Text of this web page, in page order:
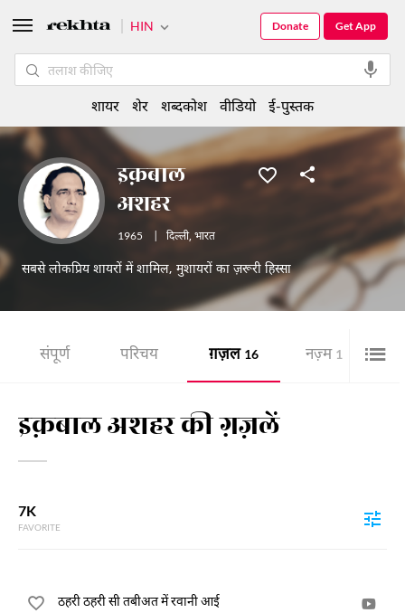
इक़बाल
अशहर
1965 दिल्ली,भारत
सबसे लोकप्रिय शायरों में शामिल, मुशायरों का ज़रूरी हिस्सा
संपूर्ण परिचय ग़ज़ल 16 नज़्म 1
इक़बाल अशहर की ग़ज़लें
7K
FAVORITE
ठहरी ठहरी सी तबीअत में रवानी आई
HIN Get App
Donate
शायर शेर शब्दकोश वीडियो ई-पुस्तक